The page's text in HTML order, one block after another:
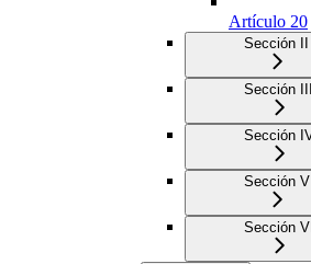
Artículo 20
Sección II
Sección III
Sección
Sección V
Sección VI